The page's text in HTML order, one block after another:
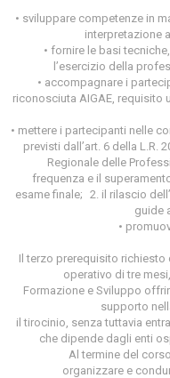
• sviluppare competenze in
interpretazione
• fornire le basi
l’esercizio della
• accompagnare i
riconosciuta AIGAE, requisito
• mettere i partecipanti nelle
previsti dall’art. 6 della L.R.
Regionale delle
frequenza e il
esame finale; 2. il rilascio
guide
•
Il terzo prerequisito richiesto
operativo di tre
Formazione e Sviluppo
supporto
il tirocinio, senza tuttavia
che dipende dagli enti
Al termine del
organizzare e